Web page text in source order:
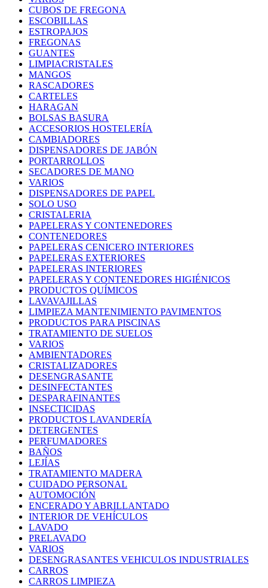
CUBOS DE FREGONA
ESCOBILLAS
ESTROPAJOS
FREGONAS
GUANTES
LIMPIACRISTALES
MANGOS
RASCADORES
CARTELES
HARAGAN
BOLSAS BASURA
ACCESORIOS HOSTELERÍA
CAMBIADORES
DISPENSADORES DE JABÓN
PORTARROLLOS
SECADORES DE MANO
VARIOS
DISPENSADORES DE PAPEL
SOLO USO
CRISTALERIA
PAPELERAS Y CONTENEDORES
CONTENEDORES
PAPELERAS CENICERO INTERIORES
PAPELERAS EXTERIORES
PAPELERAS INTERIORES
PAPELERAS Y CONTENEDORES HIGIÉNICOS
PRODUCTOS QUÍMICOS
LAVAVAJILLAS
LIMPIEZA MANTENIMIENTO PAVIMENTOS
PRODUCTOS PARA PISCINAS
TRATAMIENTO DE SUELOS
VARIOS
AMBIENTADORES
CRISTALIZADORES
DESENGRASANTE
DESINFECTANTES
DESPARAFINANTES
INSECTICIDAS
PRODUCTOS LAVANDERÍA
DETERGENTES
PERFUMADORES
BAÑOS
LEJÍAS
TRATAMIENTO MADERA
CUIDADO PERSONAL
AUTOMOCIÓN
ENCERADO Y ABRILLANTADO
INTERIOR DE VEHÍCULOS
LAVADO
PRELAVADO
VARIOS
DESENGRASANTES VEHICULOS INDUSTRIALES
CARROS
CARROS LIMPIEZA